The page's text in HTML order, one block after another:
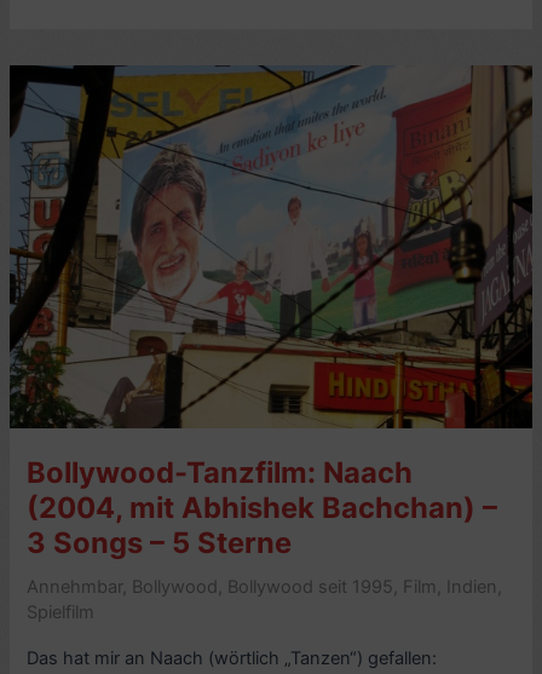
Krimi:
Company
(2002,
mit
Ajay
Devgn,
Vivek
Oberoi;
mit
Trailer)
–
7
Sterne
Bollywood-Tanzfilm: Naach
(2004, mit Abhishek Bachchan) –
3 Songs – 5 Sterne
Annehmbar, Bollywood, Bollywood seit 1995, Film , Indien ,
Spielfilm
Das hat mir an Naach (wörtlich „Tanzen“) gefallen: